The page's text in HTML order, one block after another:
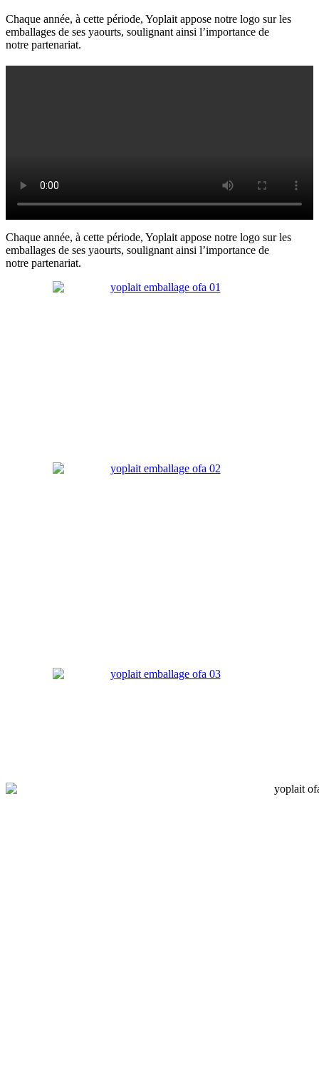
Chaque année, à cette période, Yoplait appose notre logo sur les
emballages de ses yaourts, soulignant ainsi l’importance de
notre partenariat.
Chaque année, à cette période, Yoplait appose notre logo sur les
emballages de ses yaourts, soulignant ainsi l’importance de
notre partenariat.